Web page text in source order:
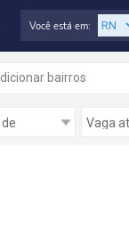
Você está em:
bairros